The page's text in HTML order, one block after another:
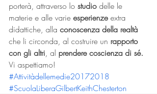
porterà, attraverso lo studio delle le
materie e alle varie esperienze extra
didattiche, alla conoscenza della realtà
che li circonda, al costruire un rapporto
con gli altri, al prendere coscienza di sé.
Vi aspettiamo!
#Attivitàdellemedie20172018
#ScuolaLiberaGilbertKeithChesterton